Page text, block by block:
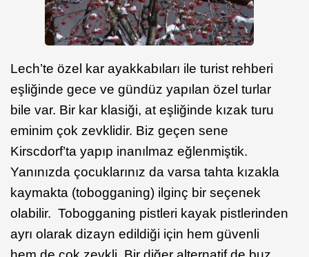
Lech’te özel kar ayakkabıları ile turist rehberi
eşliğinde gece ve gündüz yapılan özel turlar
bile var. Bir kar klasiği, at eşliğinde kızak turu
eminim çok zevklidir. Biz geçen sene
Kirscdorf’ta yapıp inanılmaz eğlenmiştik.
Yanınızda çocuklarınız da varsa tahta kızakla
kaymakta (tobogganing) ilginç bir seçenek
olabilir. Tobogganing pistleri kayak pistlerinden
ayrı olarak dizayn edildiği için hem güvenli